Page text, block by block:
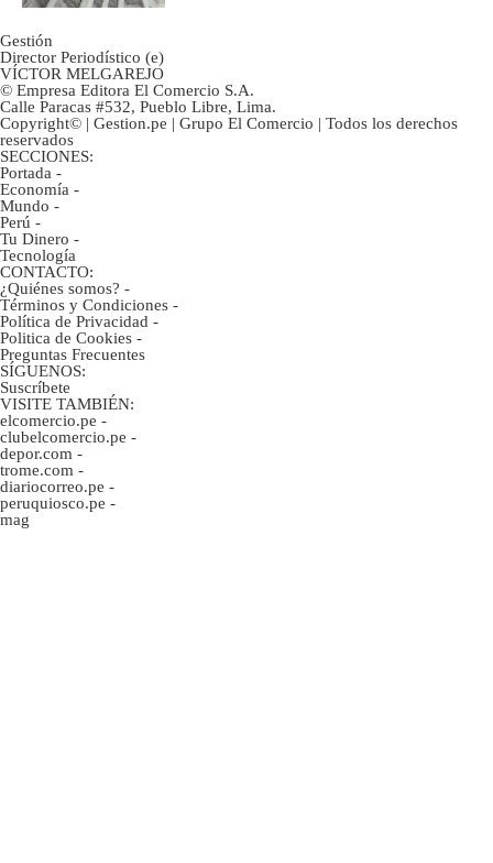
Gestión
Director Periodístico (e)
VÍCTOR MELGAREJO
© Empresa Editora El Comercio S.A.
Calle Paracas #532, Pueblo Libre, Lima.
Copyright© | Gestion.pe | Grupo El Comercio | Todos los derechos
reservados
SECCIONES:
Portada -
Economía -
Mundo -
Perú -
Tu Dinero -
Tecnología
CONTACTO:
¿Quiénes somos? -
Términos y Condiciones -
Política de Privacidad -
Politica de Cookies -
Preguntas Frecuentes
SÍGUENOS:
Suscríbete
VISITE TAMBIÉN:
elcomercio.pe -
clubelcomercio.pe -
depor.com -
trome.com -
diariocorreo.pe -
peruquiosco.pe -
mag